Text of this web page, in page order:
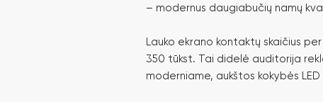
– modernus daugiabučių namų
Lauko ekrano kontaktų skaičius
350 tūkst. Tai didelė auditorija
moderniame, aukštos kokybės LED